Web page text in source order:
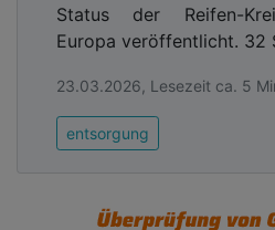
Status der Reifen-
Europa veröffentlicht. 32
23.03.2026, Lesezeit ca. 5
entsorgung